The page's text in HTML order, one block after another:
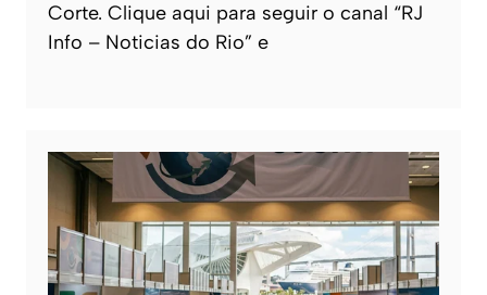
Corte. Clique aqui para seguir o canal “RJ
Info – Noticias do Rio” e